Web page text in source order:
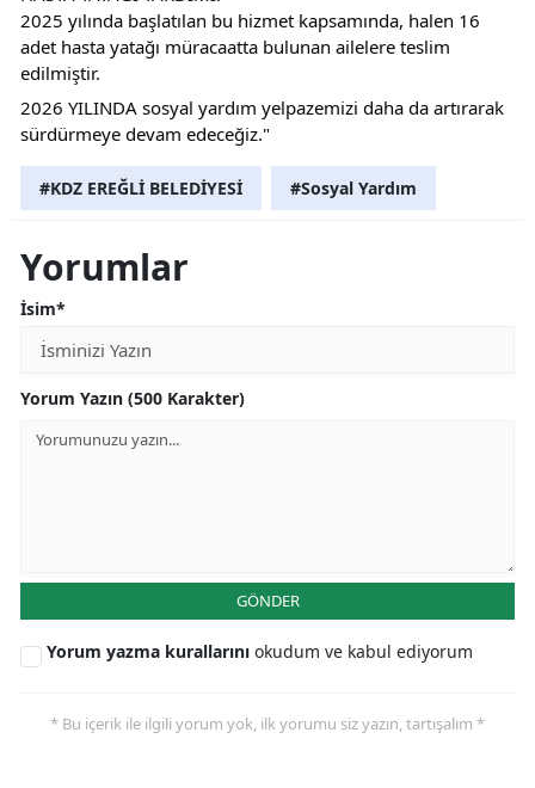
2025 yılında başlatılan bu hizmet kapsamında, halen 16
adet hasta yatağı müracaatta bulunan ailelere teslim
edilmiştir.
2026 YILINDA sosyal yardım yelpazemizi daha da artırarak
sürdürmeye devam edeceğiz."
#KDZ EREĞLİ BELEDİYESİ #Sosyal Yardım
Yorumlar
İsim*
Yorum Yazın (500 Karakter)
GÖNDER
Yorum yazma kurallarını okudum ve kabul ediyorum
* Bu içerik ile ilgili yorum yok, ilk yorumu siz yazın, tartışalım *